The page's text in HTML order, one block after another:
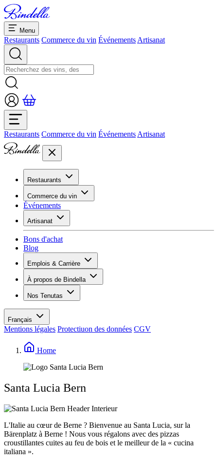
Menu
Restaurants Commerce du vin Événements Artisanat
Restaurants Commerce du vin Événements Artisanat
Restaurants
Aperçu restaurants
Banquets et séminaires
Dolcezze
Commerce du vin
Overview
Assortiment
Vinotecas
Inspiration
Savoir sur le vin
Événements
Artisanat
Aperçu
Plâtrer
Bons d'achat
Blog
Emplois & Carrière
Postes vacants
Apprenants
Vos avantages
Valeurs
Personne de contact
À propos de Bindella
Vue d’ensemble
Histoire
Médias
Les Moby Dicks
Contacts
Durabilité
Nos Tenutas
Tenuta Vergaia
Français
Mentions légales Protectiuon des données CGV
Home
Santa Lucia Bern
L'Italie au cœur de Berne ? Bienvenue au Santa Lucia, sur la
Bärenplatz à Berne ! Nous vous régalons avec des pizzas
croustillantes cuites au feu de bois et le meilleur de la « cucina
italiana ».